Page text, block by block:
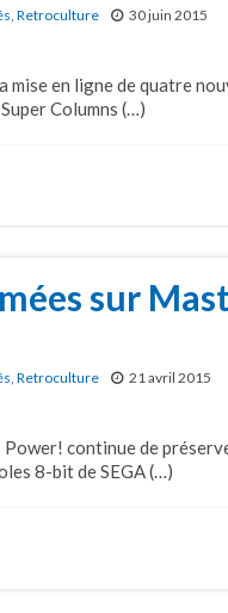
Retroculture 30 juin 2015
mise en ligne de quatre
Columns (…)
sur
, Retroculture 21 avril 2015
Power! continue de
8-bit de SEGA (…)